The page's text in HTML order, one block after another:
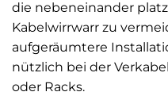
die nebeneinander
Kabelwirrwarr zu
aufgeräumtere
nützlich bei der
oder Racks.